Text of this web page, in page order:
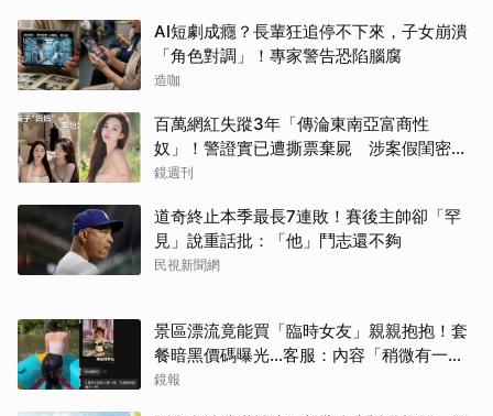
AI短劇成癮？長輩狂追停不下來，子女崩潰
「角色對調」！專家警告恐陷腦腐
造咖
百萬網紅失蹤3年「傳淪東南亞富商性
奴」！警證實已遭撕票棄屍 涉案假閨密近
況曝光
鏡週刊
道奇終止本季最長7連敗！賽後主帥卻「罕
見」說重話批：「他」鬥志還不夠
民視新聞網
景區漂流竟能買「臨時女友」親親抱抱！套
餐暗黑價碼曝光…客服：內容「稍微有一點
尺度」
鏡報